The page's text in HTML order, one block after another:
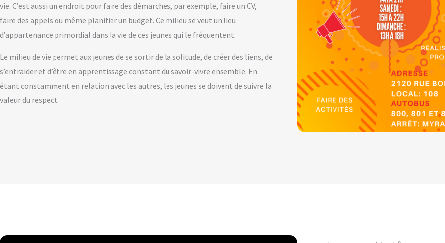
vie. C’est aussi un endroit pour faire des démarches, par exemple, faire un CV,
faire des appels ou même planifier un budget. Ce milieu se veut un lieu
d’appartenance primordial dans la vie de ces jeunes qui le fréquentent.
Le milieu de vie permet aux jeunes de se sortir de la solitude, de créer des liens, de
s’entraider et d’être en apprentissage constant du savoir-vivre ensemble. En
étant constamment en relation avec les autres, les jeunes se doivent de suivre la
valeur du respect.